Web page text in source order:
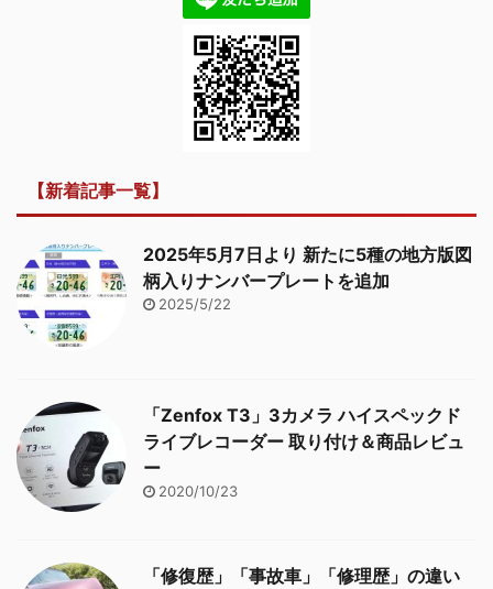
【新着記事一覧】
2025年5月7日より 新たに5種の地方版図
柄入りナンバープレートを追加
2025/5/22
「Zenfox T3」3カメラ ハイスペックド
ライブレコーダー 取り付け＆商品レビュ
ー
2020/10/23
「修復歴」「事故車」「修理歴」の違い